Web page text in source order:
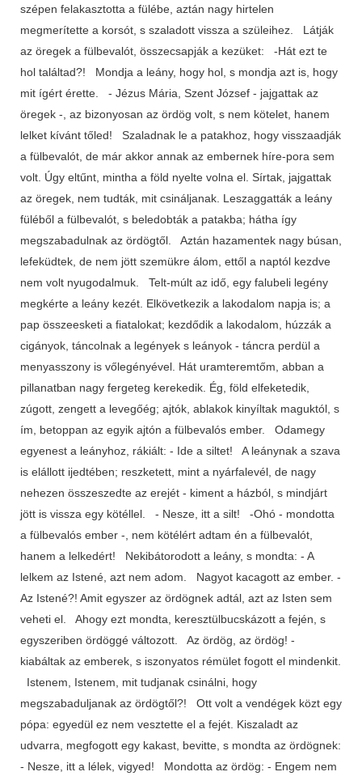
szépen felakasztotta a fülébe, aztán nagy hirtelen
megmerítette a korsót, s szaladott vissza a szüleihez. Látják
az öregek a fülbevalót, összecsapják a kezüket: -Hát ezt te
hol találtad?! Mondja a leány, hogy hol, s mondja azt is, hogy
mit ígért érette. - Jézus Mária, Szent József - jajgattak az
öregek -, az bizonyosan az ördög volt, s nem kötelet, hanem
lelket kívánt tőled! Szaladnak le a patakhoz, hogy visszaadják
a fülbevalót, de már akkor annak az embernek híre-pora sem
volt. Úgy eltűnt, mintha a föld nyelte volna el. Sírtak, jajgattak
az öregek, nem tudták, mit csináljanak. Leszaggatták a leány
füléből a fülbevalót, s beledobták a patakba; hátha így
megszabadulnak az ördögtől. Aztán hazamentek nagy búsan,
lefeküdtek, de nem jött szemükre álom, ettől a naptól kezdve
nem volt nyugodalmuk. Telt-múlt az idő, egy falubeli legény
megkérte a leány kezét. Elkövetkezik a lakodalom napja is; a
pap összeesketi a fiatalokat; kezdődik a lakodalom, húzzák a
cigányok, táncolnak a legények s leányok - táncra perdül a
menyasszony is vőlegényével. Hát uramteremtőm, abban a
pillanatban nagy fergeteg kerekedik. Ég, föld elfeketedik,
zúgott, zengett a levegőég; ajtók, ablakok kinyíltak maguktól, s
ím, betoppan az egyik ajtón a fülbevalós ember. Odamegy
egyenest a leányhoz, rákiált: - Ide a siltet! A leánynak a szava
is elállott ijedtében; reszketett, mint a nyárfalevél, de nagy
nehezen összeszedte az erejét - kiment a házból, s mindjárt
jött is vissza egy kötéllel. - Nesze, itt a silt! -Ohó - mondotta
a fülbevalós ember -, nem kötélért adtam én a fülbevalót,
hanem a lelkedért! Nekibátorodott a leány, s mondta: - A
lelkem az Istené, azt nem adom. Nagyot kacagott az ember. -
Az Istené?! Amit egyszer az ördögnek adtál, azt az Isten sem
veheti el. Ahogy ezt mondta, keresztülbucskázott a fején, s
egyszeriben ördöggé változott. Az ördög, az ördög! -
kiabáltak az emberek, s iszonyatos rémület fogott el mindenkit.
Istenem, Istenem, mit tudjanak csinálni, hogy
megszabaduljanak az ördögtől?! Ott volt a vendégek közt egy
pópa: egyedül ez nem vesztette el a fejét. Kiszaladt az
udvarra, megfogott egy kakast, bevitte, s mondta az ördögnek:
- Nesze, itt a lélek, vigyed! Mondotta az ördög: - Engem nem